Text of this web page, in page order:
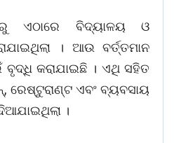
ଏଠାରେ ବିଦ୍ୟାଳୟ ଓ
। ଆଉ ବର୍ତ୍ତମାନ
ବୃଦ୍ଧି କରାଯାଇଛି । ଏଥି ସହିତ
ରେଷ୍ଟୁରାଣ୍ଟ ଏବଂ ବ୍ୟବସାୟ
।